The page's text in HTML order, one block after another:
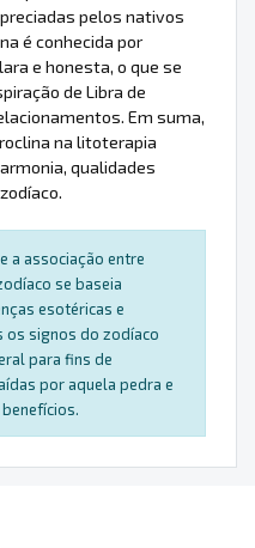
pelos nativos
é conhecida por
e honesta, o que se
de Libra de
Em suma,
na litoterapia
qualidades
a associação entre
se baseia
esotéricas e
os signos do zodíaco
para fins de
por aquela pedra e